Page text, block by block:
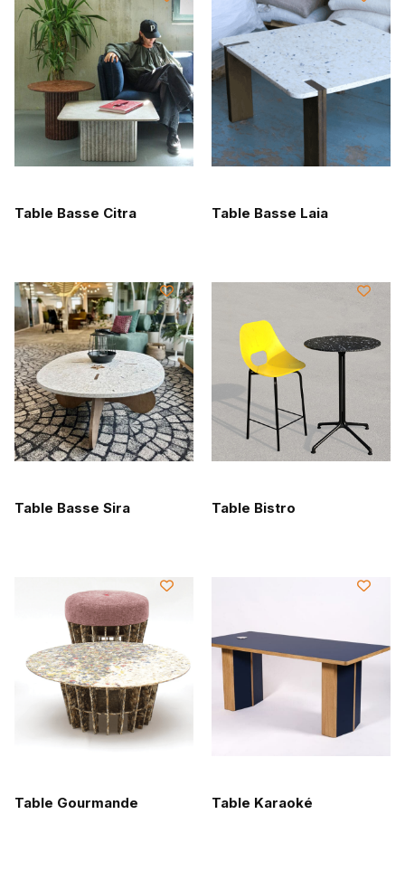
Table Basse Citra Table Basse Laia
Table Basse Sira Table Bistro
Table Gourmande Table Karaoké